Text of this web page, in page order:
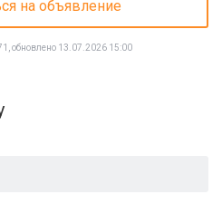
на объявление
обновлено 13.07.2026 15:00